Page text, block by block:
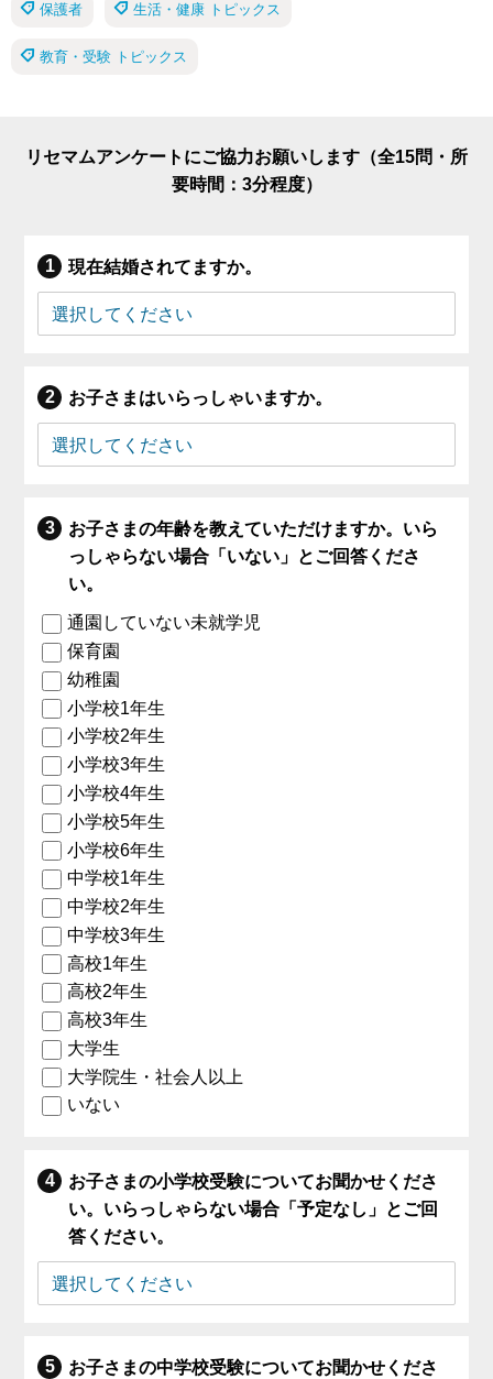
保護者 生活・健康 トピックス
教育・受験 トピックス
リセマムアンケートにご協力お願いします（全15問・所
要時間：3分程度）
現在結婚されてますか。
お子さまはいらっしゃいますか。
お子さまの年齢を教えていただけますか。いら
っしゃらない場合「いない」とご回答くださ
い。
通園していない未就学児
保育園
幼稚園
小学校1年生
小学校2年生
小学校3年生
小学校4年生
小学校5年生
小学校6年生
中学校1年生
中学校2年生
中学校3年生
高校1年生
高校2年生
高校3年生
大学生
大学院生・社会人以上
いない
お子さまの小学校受験についてお聞かせくださ
い。いらっしゃらない場合「予定なし」とご回
答ください。
お子さまの中学校受験についてお聞かせくださ